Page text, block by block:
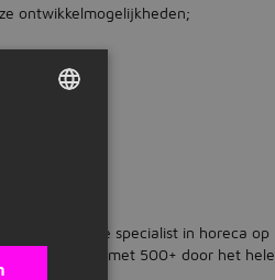
ontwikkelmogelijkheden;
tot dé specialist in horeca op
Nederland met 500+ door het hele